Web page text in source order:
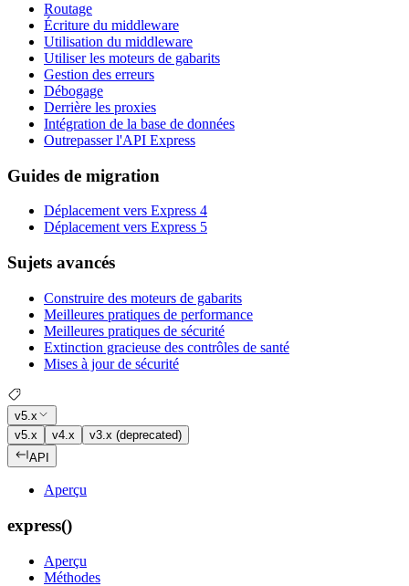
Routage
Écriture du middleware
Utilisation du middleware
Utiliser les moteurs de gabarits
Gestion des erreurs
Débogage
Derrière les proxies
Intégration de la base de données
Outrepasser l'API Express
Guides de migration
Déplacement vers Express 4
Déplacement vers Express 5
Sujets avancés
Construire des moteurs de gabarits
Meilleures pratiques de performance
Meilleures pratiques de sécurité
Extinction gracieuse des contrôles de santé
Mises à jour de sécurité
v5.x
v5.x
v4.x
v3.x (deprecated)
API
Aperçu
express()
Aperçu
Méthodes